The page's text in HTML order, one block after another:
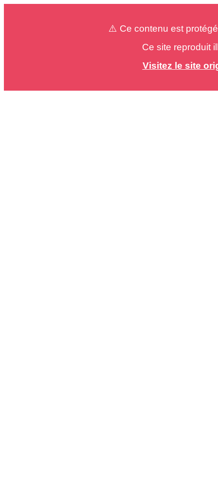
⚠️ Ce contenu est
Ce site reproduit
Visitez le site